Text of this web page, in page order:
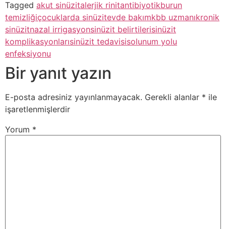
Tagged akut sinüzitalerjik rinitantibiyotikburun
temizliğiçocuklarda sinüzitevde bakımkbb uzmanıkronik
sinüzitnazal irrigasyonsinüzit belirtilerisinüzit
komplikasyonlarısinüzit tedavisisolunum yolu
enfeksiyonu
Bir yanıt yazın
E-posta adresiniz yayınlanmayacak. Gerekli alanlar * ile
işaretlenmişlerdir
Yorum *